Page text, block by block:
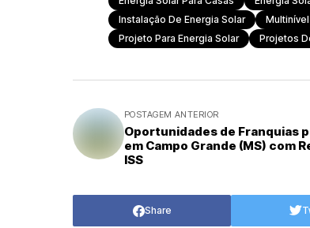
Instalação De Energia Solar
Projeto Para Energia Solar
Projetos
POSTAGEM ANTERIOR
Oportunidades de Franquias
em Campo Grande (MS) com
ISS
Share